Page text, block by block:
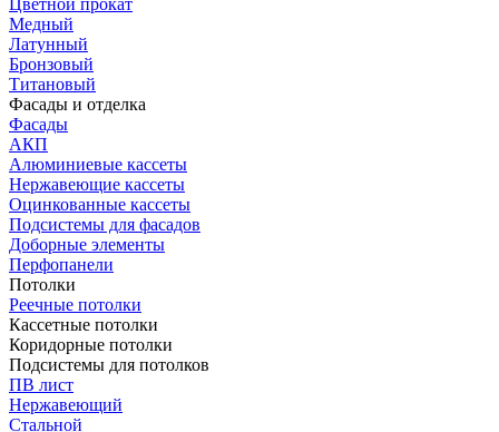
Цветной прокат
Медный
Латунный
Бронзовый
Титановый
Фасады и отделка
Фасады
АКП
Алюминиевые кассеты
Нержавеющие кассеты
Оцинкованные кассеты
Подсистемы для фасадов
Доборные элементы
Перфопанели
Потолки
Реечные потолки
Кассетные потолки
Коридорные потолки
Подсистемы для потолков
ПВ лист
Нержавеющий
Стальной